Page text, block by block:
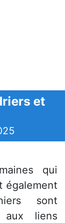
et
qui
également
sont
aux liens